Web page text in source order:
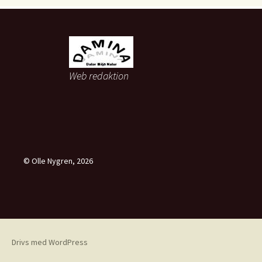
Web redaktion
© Olle Nygren, 2026
Drivs med WordPress